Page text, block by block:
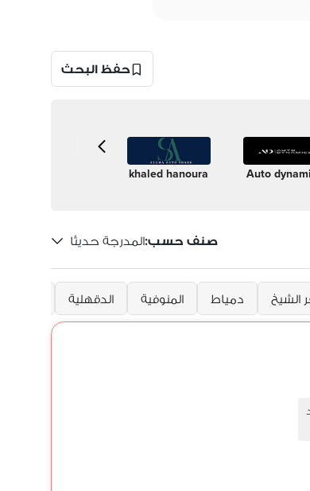
حفظ البحث
Auto
khaled hanoura
صنف حسب:المدرجة حديثًا
الشيخ دمياط المنوفية الدقهلية